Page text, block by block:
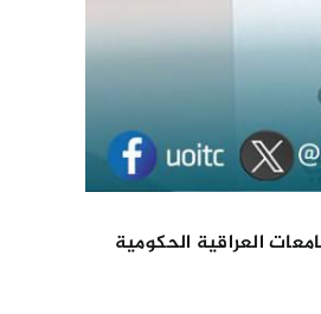
العراقية الحكومية